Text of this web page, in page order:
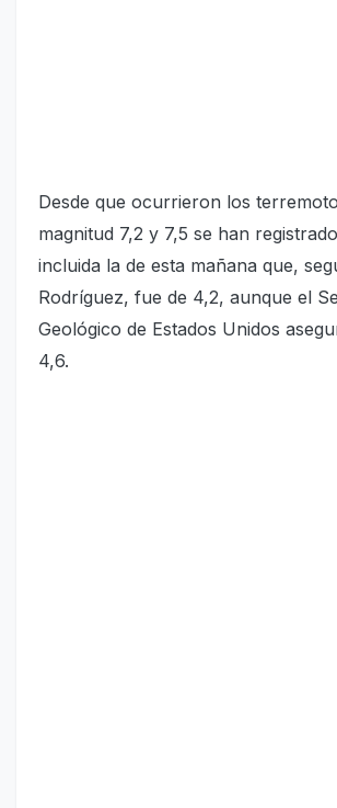
Desde que ocurrieron los
magnitud 7,2 y 7,5 se han
incluida la de esta mañana que,
Rodríguez, fue de 4,2, aunque el
Geológico de Estados Unidos
4,6.